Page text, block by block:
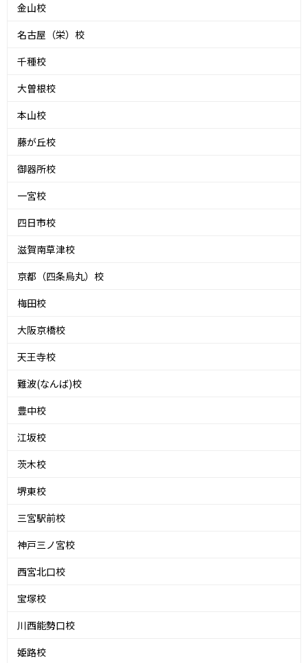
金山校
名古屋（栄）校
千種校
大曽根校
本山校
藤が丘校
御器所校
一宮校
四日市校
滋賀南草津校
京都（四条烏丸）校
梅田校
大阪京橋校
天王寺校
難波(なんば)校
豊中校
江坂校
茨木校
堺東校
三宮駅前校
神戸三ノ宮校
西宮北口校
宝塚校
川西能勢口校
姫路校